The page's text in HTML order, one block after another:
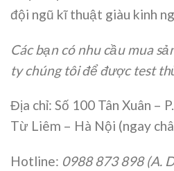
đội ngũ kĩ thuật giàu kinh
Các bạn có nhu cầu mua
ty chúng tôi để được test
Địa chỉ: Số 100 Tân Xuân –
Từ Liêm – Hà Nội (ngay
Hotline: 0988 873 898 (A.